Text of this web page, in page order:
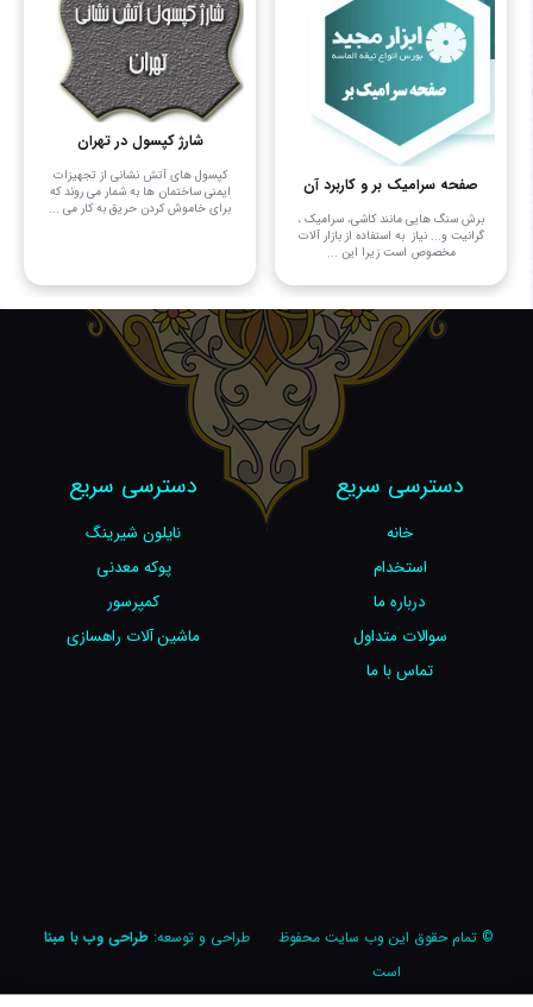
صفحه سرامیک بر و کاربرد آن
برش سنگ هایی مانند کاشی، سرامیک ،
گرانیت و... نیاز به استفاده از بازار آلات
مخصوص است زیرا این ...
شارژ کپسول در تهران
کپسول های آتش نشانی از تجهیزات
ایمنی ساختمان ها به شمار می روند که
برای خاموش کردن حریق به کار می ...
دسترسی سریع
خانه
استخدام
درباره ما
سوالات متداول
تماس با ما
دسترسی سریع
نایلون شیرینگ
پوکه معدنی
کمپرسور
ماشین آلات راهسازی
© تمام حقوق این وب سایت محفوظ
است
طراحی و توسعه:طراحی وب با مبنا